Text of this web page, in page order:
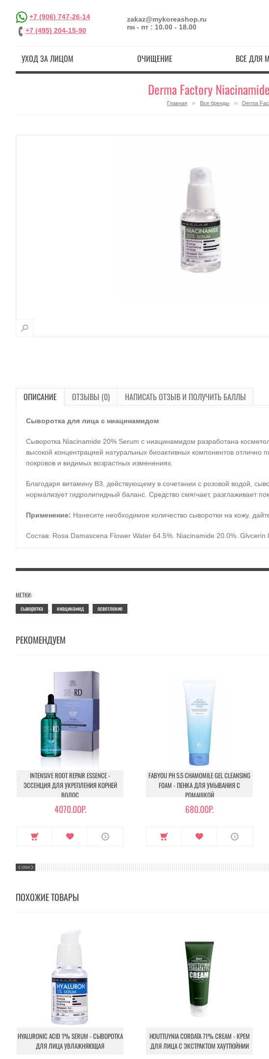
+7 (906) 747-26-14
+7 (495) 204-15-90
zakaz@mykoreashop.ru
пн - пт : 10.00 - 18.00
УХОД ЗА ЛИЦОМ ОЧИЩЕНИЕ ВСЕ ДЛЯ
Derma Factory
Главная » Все бренды » Derma
ОПИСАНИЕ ОТЗЫВЫ (0) НАПИСАТЬ ОТЗЫВ И ПОЛУЧИТЬ БАЛЛЫ
Сыворотка для лица с ниацинамидом
Сыворотка Niacinamide 20% Serum с ниацинамидом разработана
высокой концентрацией натуральных биоактивных компонентов
покровов и видимых возрастных изменениях.
Благодаря витамину B3, действующему в сочетании с розовой водой,
нормализует гидролипидный баланс. Средство смягчает, разглаживает
Применение: Нанесите необходимое количество сыворотки на кожу,
Состав: Rosa Damascena Flower Water 64.5%, Niacinamide 20.0%,
Объем:30 мл.
МЕТКИ:
сыворотка
ниацинамид осветление
РЕКОМЕНДУЕМ
INTENSIVE ROOT REPAIR ESSENCE -
ЭССЕНЦИЯ ДЛЯ УКРЕПЛЕНИЯ КОРНЕЙ
ВОЛОС
4070.00Р.
FABYOU PH 5.5 CHAMOMILE GEL CLEANSING
FOAM - ПЕНКА ДЛЯ УМЫВАНИЯ С
РОМАШКОЙ
680.00Р.
ПОХОЖИЕ ТОВАРЫ
HYALURONIC ACID 1% SERUM - СЫВОРОТКА
ДЛЯ ЛИЦА УВЛАЖНЯЮЩАЯ
HOUTTUYNIA CORDATA 71% CREAM - КРЕМ
ДЛЯ ЛИЦА С ЭКСТРАКТОМ ХАУТТЮЙНИИ